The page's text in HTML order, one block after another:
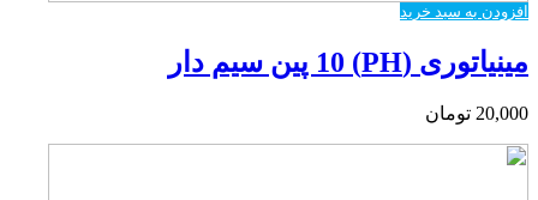
افزودن به سبد خرید
مینیاتوری (PH) 10 پین سیم دار
20,000 تومان